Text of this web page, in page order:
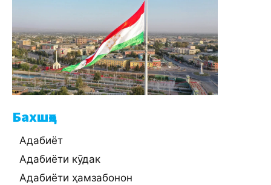
Бахшҳо
Адабиёт
Адабиёти кӯдак
Адабиёти ҳамзабонон